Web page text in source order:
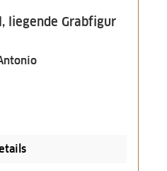
liegende Grabfigur